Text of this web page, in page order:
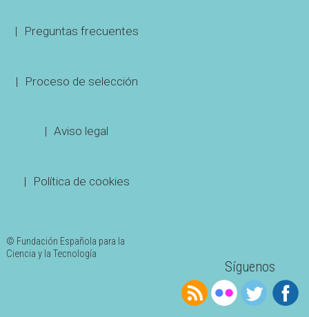
Preguntas frecuentes
Proceso de selección
Aviso legal
Política de cookies
© Fundación Española para la
Ciencia y la Tecnología
Síguenos